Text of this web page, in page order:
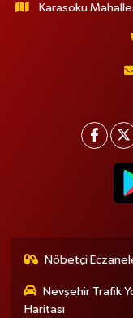
Karasoku
Nöbetçi
Nevşehir Trafik
Haritası